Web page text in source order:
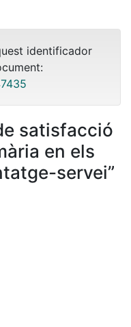
identificador
satisfacció
en els
servei”